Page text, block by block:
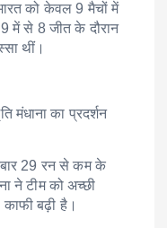
को केवल 9 मैचों में
में से 8 जीत के दौरान
थीं।
मंधाना का प्रदर्शन
29 रन से कम के
ने टीम को अच्छी
बढ़ी है।